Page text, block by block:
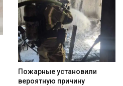
Пожарные установили
вероятную причину